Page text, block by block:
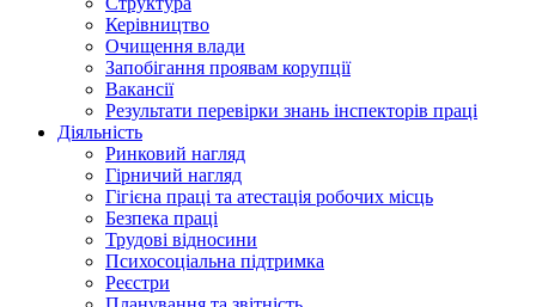
Керівництво
Очищення влади
Запобігання проявам корупції
Вакансії
Результати перевірки знань інспекторів праці
Діяльність
Ринковий нагляд
Гірничий нагляд
Гігієна праці та атестація робочих місць
Безпека праці
Трудові відносини
Психосоціальна підтримка
Реєстри